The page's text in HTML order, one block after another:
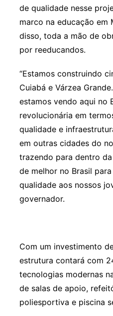
de qualidade nesse
marco na educação em
disso, toda a mão de
por reeducandos.
“Estamos construindo
Cuiabá e Várzea
estamos vendo aqui no
revolucionária em
qualidade e
em outras cidades do
trazendo para dentro
de melhor no Brasil
qualidade aos nossos
governador.
Com um investimento
estrutura contará com
tecnologias modernas
de salas de apoio,
poliesportiva e piscina